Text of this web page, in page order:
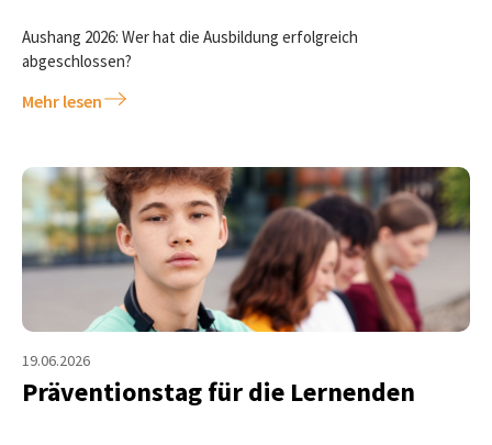
Aushang 2026: Wer hat die Ausbildung erfolgreich
abgeschlossen?
Mehr lesen
19.06.2026
Präventionstag für die Lernenden